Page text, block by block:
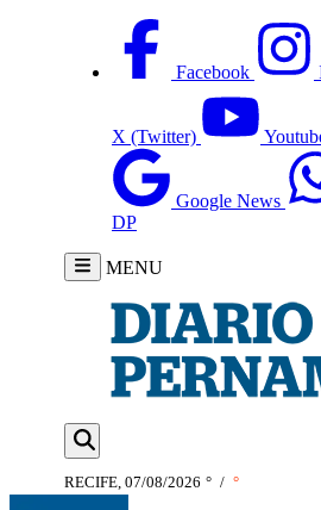
Facebook
X (Twitter)
Google News
DP
MENU
RECIFE, 07/08/2026 ° / °